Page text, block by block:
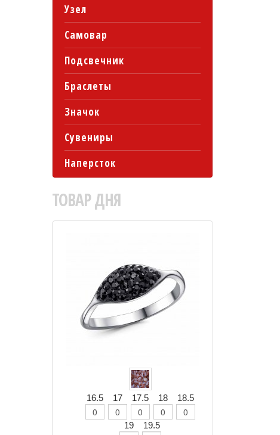
Узел
Самовар
Подсвечник
Браслеты
Значок
Сувениры
Наперсток
ТОВАРДНЯ
16.5 17 17.5 18 18.5
19 19.5